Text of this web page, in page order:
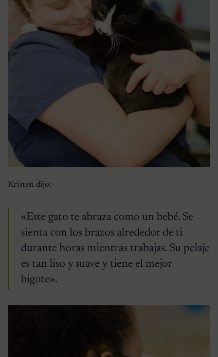
Kristen dijo:
«Este gato te abraza como un bebé. Se
sienta con los brazos alrededor de ti
durante horas mientras trabajas. Su pelaje
es tan liso y suave y tiene el mejor
bigote».